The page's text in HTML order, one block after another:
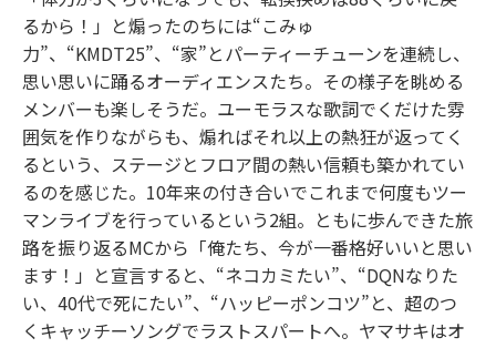
るから！」と煽ったのちには“こみゅ
力”、“KMDT25”、“家”とパーティーチューンを連続し、
思い思いに踊るオーディエンスたち。その様子を眺める
メンバーも楽しそうだ。ユーモラスな歌詞でくだけた雰
囲気を作りながらも、煽ればそれ以上の熱狂が返ってく
るという、ステージとフロア間の熱い信頼も築かれてい
るのを感じた。10年来の付き合いでこれまで何度もツー
マンライブを行っているという2組。ともに歩んできた旅
路を振り返るMCから「俺たち、今が一番格好いいと思い
ます！」と宣言すると、“ネコカミたい”、“DQNなりた
い、40代で死にたい”、“ハッピーポンコツ”と、超のつ
くキャッチーソングでラストスパートへ。ヤマサキはオ